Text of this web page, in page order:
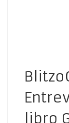
libro